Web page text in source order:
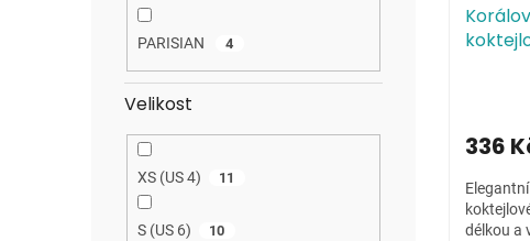
PARISIAN 4
Velikost
XS (US 4) 11
S (US 6) 10
336
délkou a